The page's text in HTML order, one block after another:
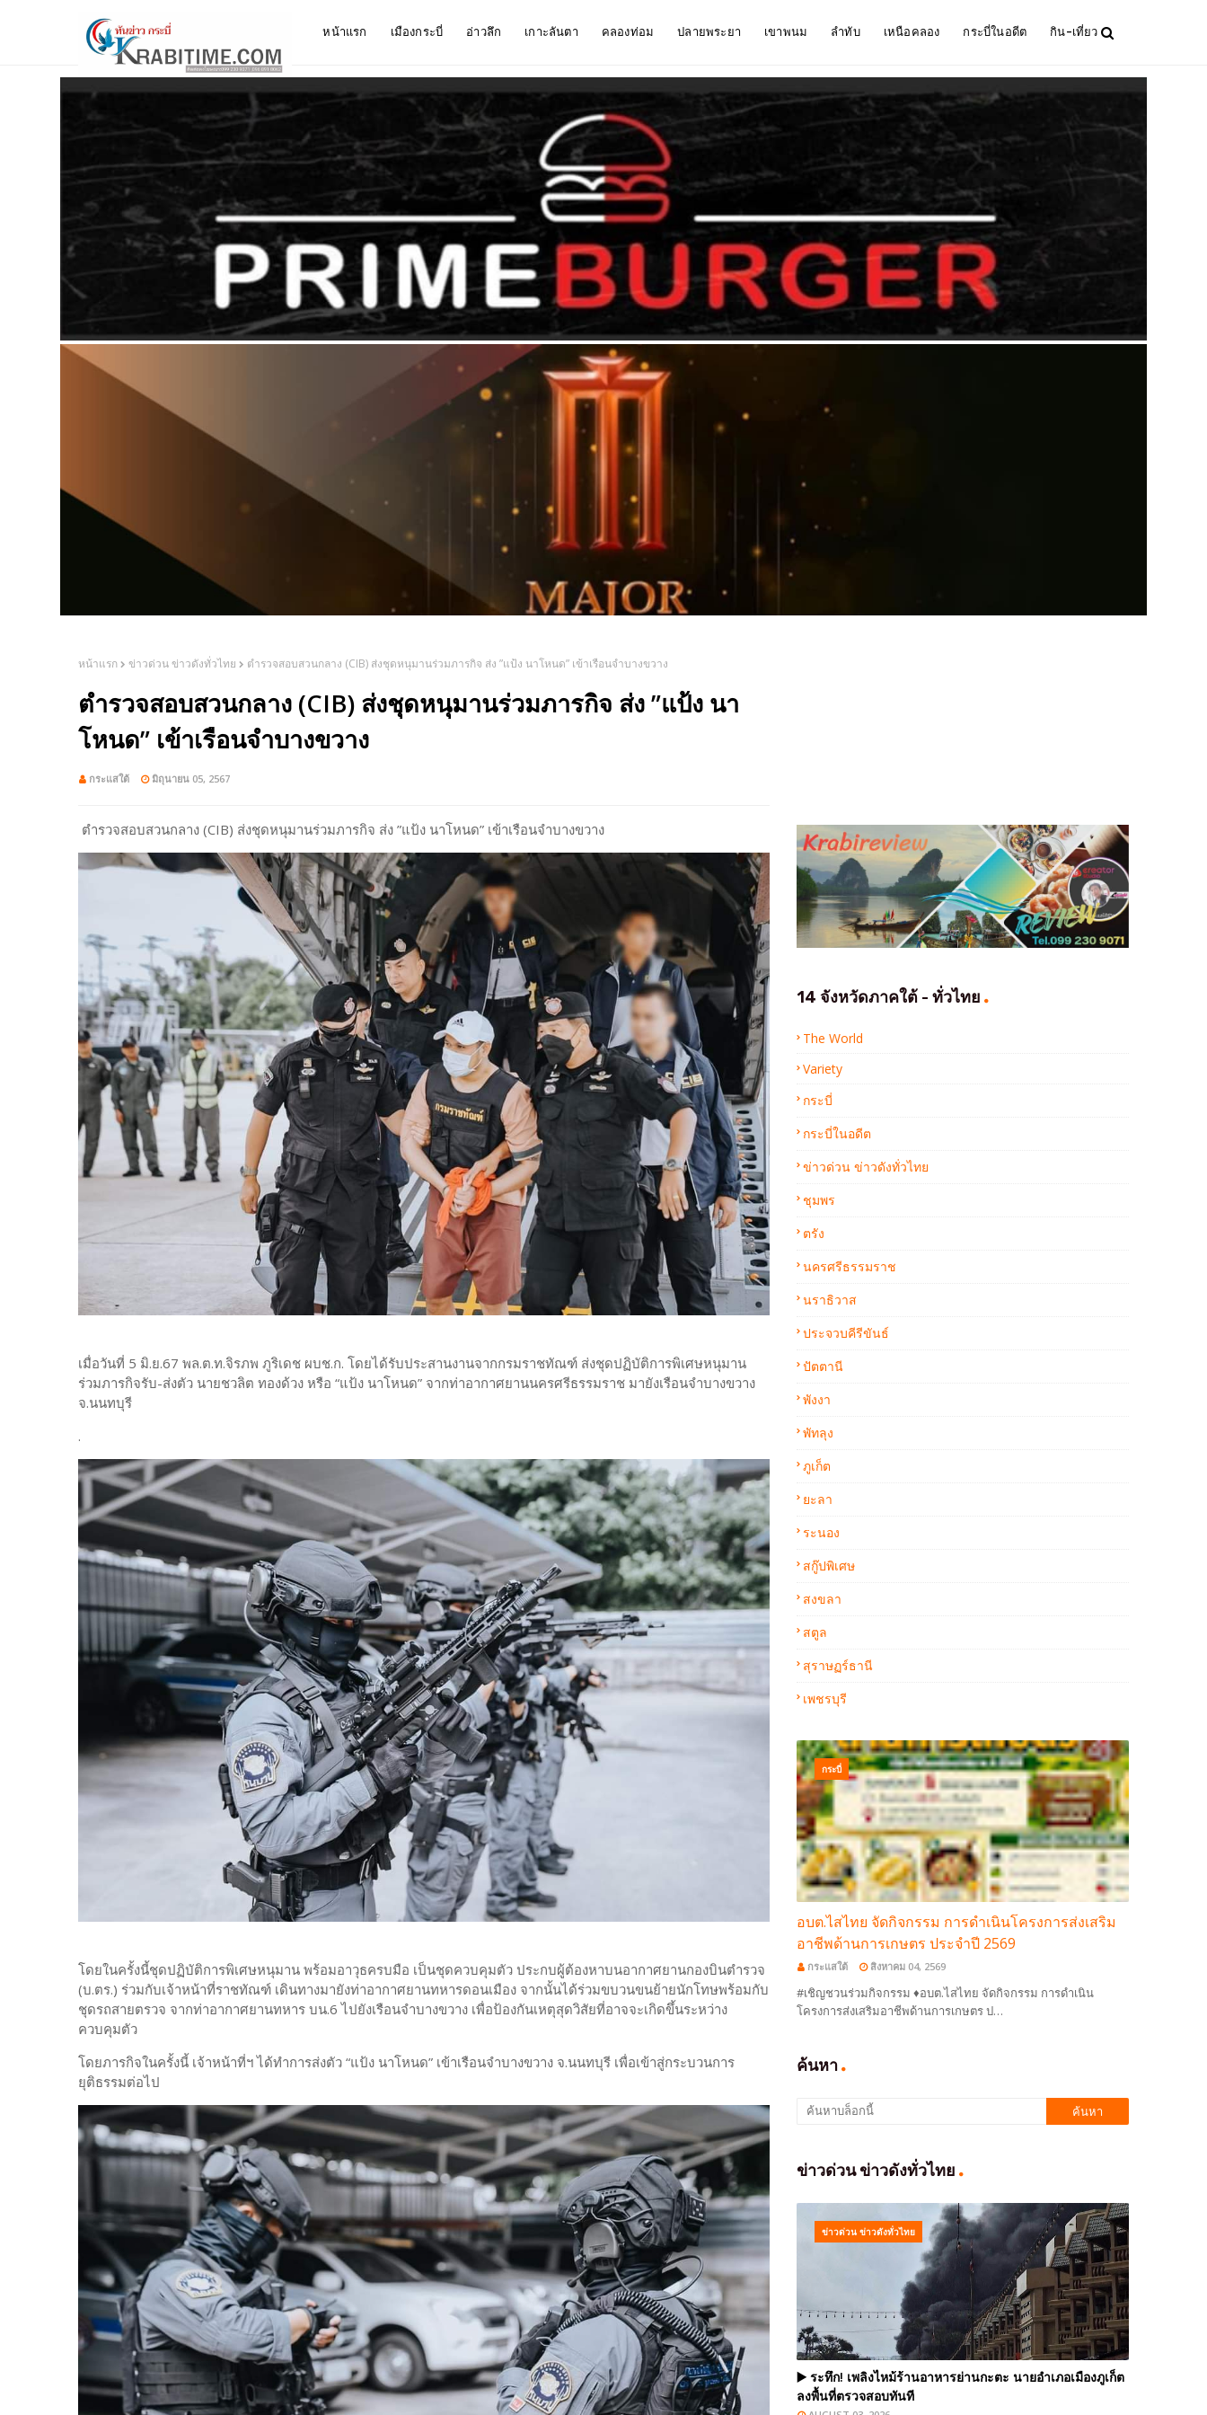
หน้าแรก เมืองกระบี่ อ่าวลึก เกาะลันตา คลองท่อม ปลายพระยา เขาพนม ลำทับ เหนือคลอง กระบี่ในอดีต กิน-เที่ยว
หน้าแรก ข่าวด่วน ข่าวดังทั่วไทย ตำรวจสอบสวนกลาง (CIB) ส่งชุดหนุมานร่วมภารกิจ ส่ง ”แป้ง นาโหนด” เข้าเรือนจำบางขวาง
ตำรวจสอบสวนกลาง (CIB) ส่งชุดหนุมานร่วมภารกิจ ส่ง ”แป้ง นา
โหนด” เข้าเรือนจำบางขวาง
กระแสใต้ มิถุนายน 05, 2567
ตำรวจสอบสวนกลาง (CIB) ส่งชุดหนุมานร่วมภารกิจ ส่ง ”แป้ง นาโหนด” เข้าเรือนจำบางขวาง
เมื่อวันที่ 5 มิ.ย.67 พล.ต.ท.จิรภพ ภูริเดช ผบช.ก. โดยได้รับประสานงานจากกรมราชทัณฑ์ ส่งชุดปฏิบัติการพิเศษหนุมาน
ร่วมภารกิจรับ-ส่งตัว นายชวลิต ทองด้วง หรือ “แป้ง นาโหนด” จากท่าอากาศยานนครศรีธรรมราช มายังเรือนจำบางขวาง
จ.นนทบุรี
.
โดยในครั้งนี้ชุดปฏิบัติการพิเศษหนุมาน พร้อมอาวุธครบมือ เป็นชุดควบคุมตัว ประกบผู้ต้องหาบนอากาศยานกองบินตำรวจ
(บ.ตร.) ร่วมกับเจ้าหน้าที่ราชทัณฑ์ เดินทางมายังท่าอากาศยานทหารดอนเมือง จากนั้นได้ร่วมขบวนขนย้ายนักโทษพร้อมกับ
ชุดรถสายตรวจ จากท่าอากาศยานทหาร บน.6 ไปยังเรือนจำบางขวาง เพื่อป้องกันเหตุสุดวิสัยที่อาจจะเกิดขึ้นระหว่าง
ควบคุมตัว
โดยภารกิจในครั้งนี้ เจ้าหน้าที่ฯ ได้ทำการส่งตัว “แป้ง นาโหนด” เข้าเรือนจำบางขวาง จ.นนทบุรี เพื่อเข้าสู่กระบวนการ
ยุติธรรมต่อไป
14 จังหวัดภาคใต้ - ทั่วไทย
The World
Variety
กระบี่
กระบี่ในอดีต
ข่าวด่วน ข่าวดังทั่วไทย
ชุมพร
ตรัง
นครศรีธรรมราช
นราธิวาส
ประจวบคีรีขันธ์
ปัตตานี
พังงา
พัทลุง
ภูเก็ต
ยะลา
ระนอง
สกู๊ปพิเศษ
สงขลา
สตูล
สุราษฏร์ธานี
เพชรบุรี
กระบี่
อบต.ไสไทย จัดกิจกรรม การดำเนินโครงการส่งเสริม
อาชีพด้านการเกษตร ประจำปี 2569
กระแสใต้ สิงหาคม 04, 2569
#เชิญชวนร่วมกิจกรรม ♦อบต.ไสไทย จัดกิจกรรม การดำเนิน
โครงการส่งเสริมอาชีพด้านการเกษตร ป…
ค้นหา
ข่าวด่วน ข่าวดังทั่วไทย
ข่าวด่วน ข่าวดังทั่วไทย
▶️ ระทึก! เพลิงไหม้ร้านอาหารย่านกะตะ นายอำเภอเมืองภูเก็ต
ลงพื้นที่ตรวจสอบทันที